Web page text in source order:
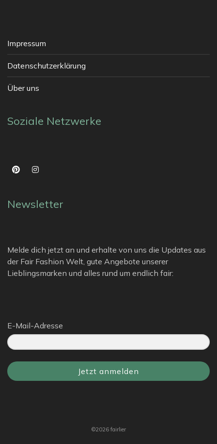
Impressum
Datenschutzerklärung
Über uns
Soziale Netzwerke
Newsletter
Melde dich jetzt an und erhalte von uns die Updates aus
der Fair Fashion Welt, gute Angebote unserer
Lieblingsmarken und alles rund um endlich fair:
E-Mail-Adresse
Jetzt anmelden
©2026 fairlier